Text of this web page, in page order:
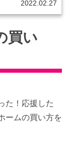
2022.02.27
買い
た！応援した
ームの買い方を